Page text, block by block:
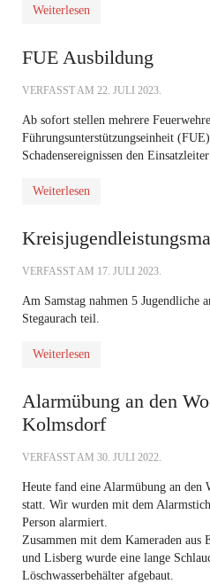
Weiterlesen
FUE Ausbildung
VERFASST AM 22. JULI 2023.
Ab sofort stellen mehrere
Führungsunterstützungseinheit
Schadensereignissen den
Weiterlesen
VERFASST AM 17. JULI 2023.
Am Samstag nahmen 5 Jugendliche
Stegaurach teil.
Weiterlesen
Alarmübung an den
Kolmsdorf
VERFASST AM 30. JULI 2022.
Heute fand eine Alarmübung an den
statt. Wir wurden mit dem
Person alarmiert.
Zusammen mit dem Kameraden
und Lisberg wurde eine lange
Löschwasserbehälter afgebaut.